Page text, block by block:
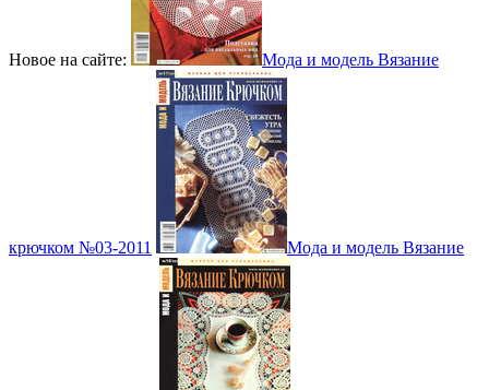
Новое на сайте: Мода и модель Вязание
крючком №03-2011 Мода и модель Вязание